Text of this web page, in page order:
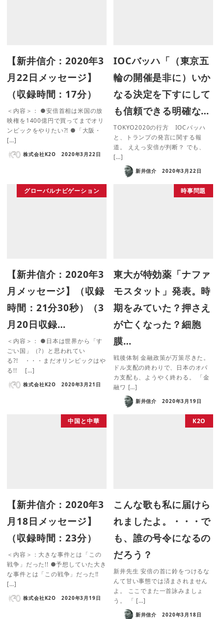
【新井信介：2020年3
月22日メッセージ】
（収録時間：17分）
＜内容＞： ●安倍首相は米国の放
映権を1400億円で買ってまでオリ
ンピックをやりたい?! ●「大阪・
[…]
株式会社K2O 2020年3月22日
IOCバッハ「（東京五
輪の開催是非に）いか
なる決定を下すにして
も信頼できる明確な…
TOKYO2020の行方 IOCバッハ
と、トランプの発言に関する報
道。 ええっ安倍が判断？ でも、
[…]
新井信介 2020年3月22日
グローバルナビゲーション
【新井信介：2020年3
月メッセージ】（収録
時間：21分30秒）（3
月20日収録…
＜内容＞： ●日本は世界から「す
ごい国」（?）と思われてい
る?! ・・・まだオリンピックはや
る!! […]
株式会社K2O 2020年3月21日
時事問題
東大が特効薬「ナファ
モスタット」発表。時
期をみていた？押さえ
が亡くなった？細胞
膜…
戦後体制 金融政策が万策尽きた。
ドル支配の終わりで、日本のオバ
カ支配も、ようやく終わる。 「金
融ワ […]
新井信介 2020年3月19日
中国と中華
【新井信介：2020年3
月18日メッセージ】
（収録時間：23分）
＜内容＞：大きな事件とは「この
戦争」だった!! ●予想していた大き
な事件とは「この戦争」だった!!
[…]
株式会社K2O 2020年3月19日
K2O
こんな歌も私に届けら
れましたよ。・・・で
も、誰の号令になるの
だろう？
新井先生 安倍の首に鈴をつけるな
んて甘い事態では済まされません
よ。 ここでまた一首詠みましょ
う。 「 […]
新井信介 2020年3月18日